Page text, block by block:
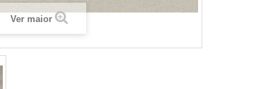
Ver maior